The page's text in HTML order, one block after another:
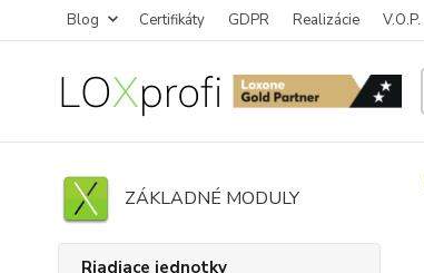
Blog Certifikáty GDPR Realizácie V.O.P.
ZÁKLADNÉ MODULY
Riadiace jednotky